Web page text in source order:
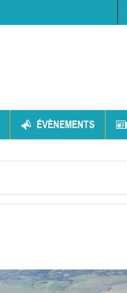
ÉVÈNEMENTS